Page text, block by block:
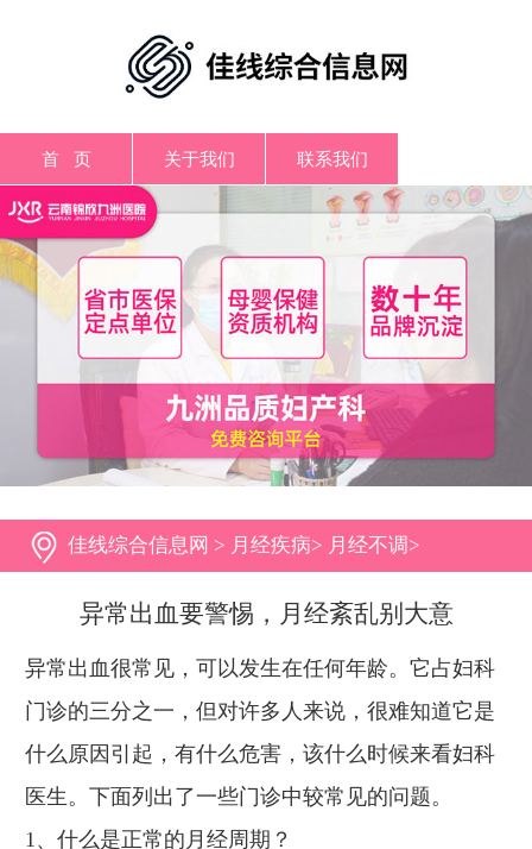
首 页 关于我们 联系我们
佳线综合信息网 > 月经疾病> 月经不调 >
异常出血要警惕，月经紊乱别大意
异常出血很常见，可以发生在任何年龄。它占妇科
门诊的三分之一，但对许多人来说，很难知道它是
什么原因引起，有什么危害，该什么时候来看妇科
医生。下面列出了一些门诊中较常见的问题。
1、什么是正常的月经周期？